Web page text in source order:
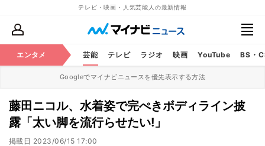
テレビ・映画・人気芸能人の最新情報
エンタメ 芸能 テレビ ラジオ 映画 YouTube BS・
Googleでマイナビニュースを優先表示する方法
藤田ニコル、水着姿で完ぺきボディライン披
露「太い脚を流行らせたい!」
掲載日 2023/06/15 17:00